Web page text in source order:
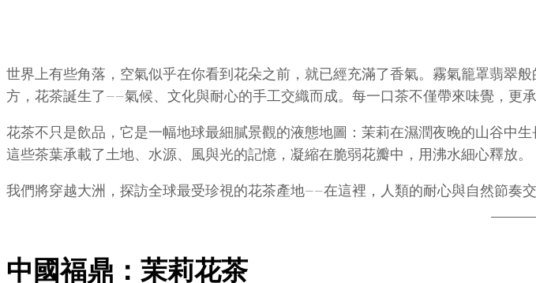
世界上有些角落，空氣似乎在你看到花朵之前，就已經充滿了香氣。霧氣籠罩翡翠
方，花茶誕生了——氣候、文化與耐心的手工交織而成。每一口茶不僅帶來味覺，更
花茶不只是飲品，它是一幅地球最細膩景觀的液態地圖：茉莉在濕潤夜晚的山谷中
這些茶葉承載了土地、水源、風與光的記憶，凝縮在脆弱花瓣中，用沸水細心釋放。
我們將穿越大洲，探訪全球最受珍視的花茶產地——在這裡，人類的耐心與自然節奏交
中國福鼎：茉莉花茶